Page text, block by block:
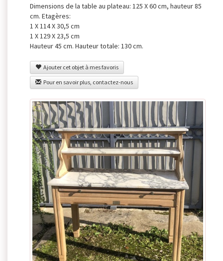
Dimensions de la table au plateau: 125 X 60 cm, hauteur 85
cm. Etagères:
1 X 114 X 30,5 cm
1 X 129 X 23,5 cm
Hauteur 45 cm. Hauteur totale: 130 cm.
Ajouter cet objet à mes favoris
Pour en savoir plus, contactez-nous